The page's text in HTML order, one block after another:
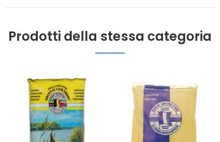
Prodotti della stessa categoria